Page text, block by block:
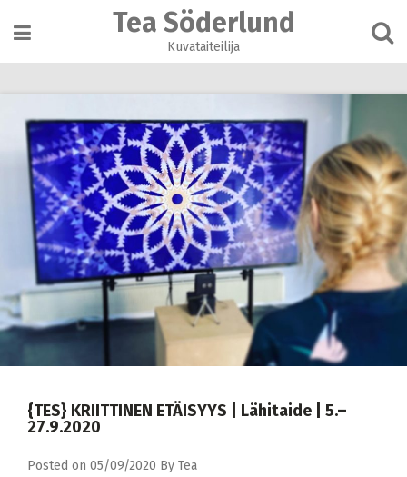
content
Tea Söderlund
Kuvataiteilija
{TES} KRIITTINEN ETÄISYYS | Lähitaide | 5.–
27.9.2020
Posted on 05/09/2020 By Tea